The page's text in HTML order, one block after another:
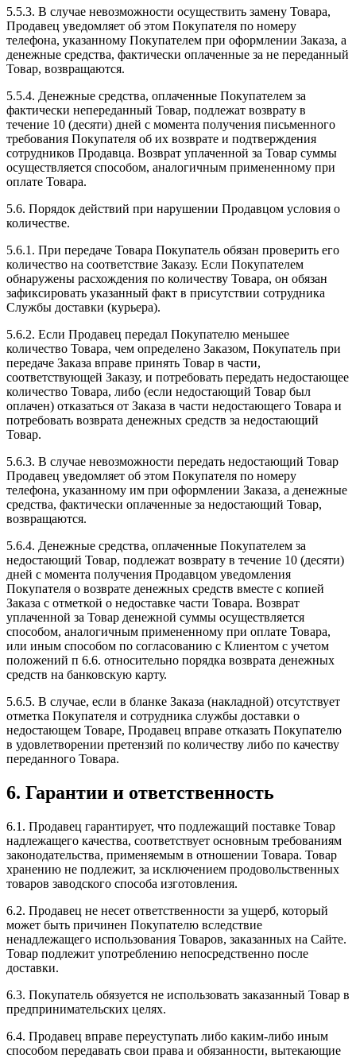
5.5.3. В случае невозможности осуществить замену Товара,
Продавец уведомляет об этом Покупателя по номеру
телефона, указанному Покупателем при оформлении Заказа, а
денежные средства, фактически оплаченные за не переданный
Товар, возвращаются.
5.5.4. Денежные средства, оплаченные Покупателем за
фактически непереданный Товар, подлежат возврату в
течение 10 (десяти) дней с момента получения письменного
требования Покупателя об их возврате и подтверждения
сотрудников Продавца. Возврат уплаченной за Товар суммы
осуществляется способом, аналогичным примененному при
оплате Товара.
5.6. Порядок действий при нарушении Продавцом условия о
количестве.
5.6.1. При передаче Товара Покупатель обязан проверить его
количество на соответствие Заказу. Если Покупателем
обнаружены расхождения по количеству Товара, он обязан
зафиксировать указанный факт в присутствии сотрудника
Службы доставки (курьера).
5.6.2. Если Продавец передал Покупателю меньшее
количество Товара, чем определено Заказом, Покупатель при
передаче Заказа вправе принять Товар в части,
соответствующей Заказу, и потребовать передать недостающее
количество Товара, либо (если недостающий Товар был
оплачен) отказаться от Заказа в части недостающего Товара и
потребовать возврата денежных средств за недостающий
Товар.
5.6.3. В случае невозможности передать недостающий Товар
Продавец уведомляет об этом Покупателя по номеру
телефона, указанному им при оформлении Заказа, а денежные
средства, фактически оплаченные за недостающий Товар,
возвращаются.
5.6.4. Денежные средства, оплаченные Покупателем за
недостающий Товар, подлежат возврату в течение 10 (десяти)
дней с момента получения Продавцом уведомления
Покупателя о возврате денежных средств вместе с копией
Заказа с отметкой о недоставке части Товара. Возврат
уплаченной за Товар денежной суммы осуществляется
способом, аналогичным примененному при оплате Товара,
или иным способом по согласованию с Клиентом с учетом
положений п 6.6. относительно порядка возврата денежных
средств на банковскую карту.
5.6.5. В случае, если в бланке Заказа (накладной) отсутствует
отметка Покупателя и сотрудника службы доставки о
недостающем Товаре, Продавец вправе отказать Покупателю
в удовлетворении претензий по количеству либо по качеству
переданного Товара.
6. Гарантии и ответственность
6.1. Продавец гарантирует, что подлежащий поставке Товар
надлежащего качества, соответствует основным требованиям
законодательства, применяемым в отношении Товара. Товар
хранению не подлежит, за исключением продовольственных
товаров заводского способа изготовления.
6.2. Продавец не несет ответственности за ущерб, который
может быть причинен Покупателю вследствие
ненадлежащего использования Товаров, заказанных на Сайте.
Товар подлежит употреблению непосредственно после
доставки.
6.3. Покупатель обязуется не использовать заказанный Товар в
предпринимательских целях.
6.4. Продавец вправе переуступать либо каким-либо иным
способом передавать свои права и обязанности, вытекающие